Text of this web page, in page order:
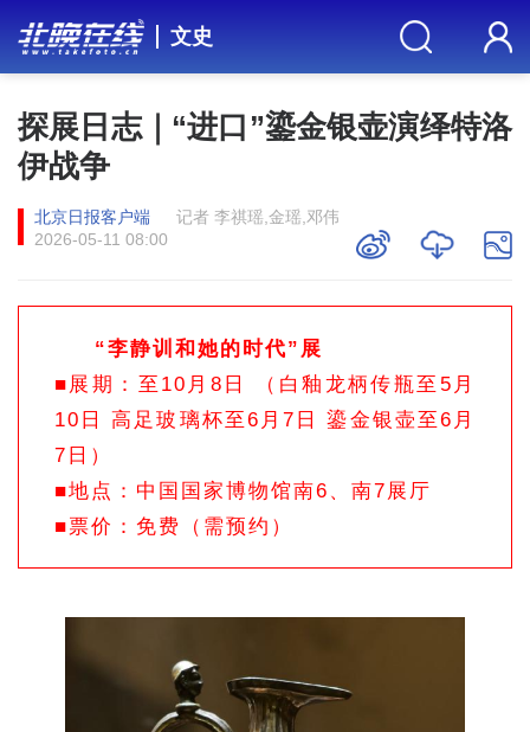
文史
探展日志｜“进口”鎏金银壶演绎特洛
伊战争
北京日报客户端
记者 李祺瑶,金瑶,邓伟
2026-05-11 08:00
“李静训和她的时代”展
■展期：至10月8日 （白釉龙柄传瓶至5月
10日 高足玻璃杯至6月7日 鎏金银壶至6月
7日）
■地点：中国国家博物馆南6、南7展厅
■票价：免费（需预约）